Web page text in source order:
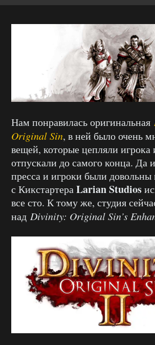
Нам понравилась оригинальная
Original Sin, в ней было очень
вещей, которые цепляли игрока
отпускали до самого конца. Да
пресса и игроки были довольны
с КикстартераLarian Studios
все сто. К тому же, студия
над Divinity: Original Sin’s